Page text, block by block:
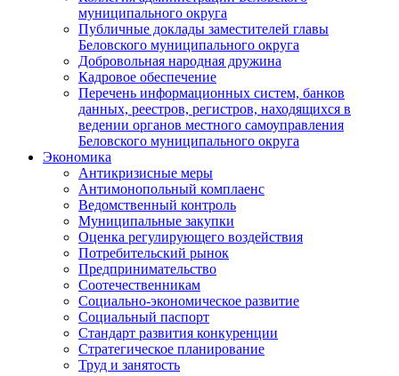
муниципального округа
Публичные доклады заместителей главы
Беловского муниципального округа
Добровольная народная дружина
Кадровое обеспечение
Перечень информационных систем, банков
данных, реестров, регистров, находящихся в
ведении органов местного самоуправления
Беловского муниципального округа
Экономика
Антикризисные меры
Антимонопольный комплаенс
Ведомственный контроль
Муниципальные закупки
Оценка регулирующего воздействия
Потребительский рынок
Предпринимательство
Соотечественникам
Социально-экономическое развитие
Социальный паспорт
Стандарт развития конкуренции
Стратегическое планирование
Труд и занятость